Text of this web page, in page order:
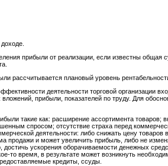
прибыли от реализации, если известны
рассчитывается плановый уровень
деятельности торговой организации
прибыли, показателей по труду. Для
такие как: расширение ассортимента
спросом; отсутствие страха перед
деятельности: либо снижать цену
продажи и может увеличить прибыль, либо не
достичь ускорения оборачиваемости денежных
то время, в результате может возникнуть
кредиты, ссуды.